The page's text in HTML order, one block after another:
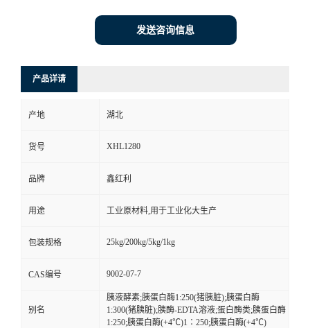
发送咨询信息
产品详请
产地 湖北
货号 XHL1280
品牌 鑫红利
用途 工业原材料,用于工业化大生产
包装规格 25kg/200kg/5kg/1kg
CAS编号 9002-07-7
别名
胰液酵素;胰蛋白酶1:250(猪胰脏);胰蛋白酶
1:300(猪胰脏);胰酶-EDTA溶液;蛋白酶类;胰蛋白酶
1:250;胰蛋白酶(+4℃)1∶250;胰蛋白酶(+4℃)